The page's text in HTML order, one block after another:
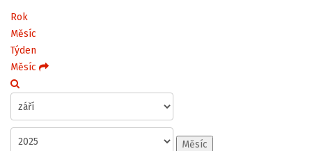
Rok
Měsíc
Týden
Měsíc
Měsíc